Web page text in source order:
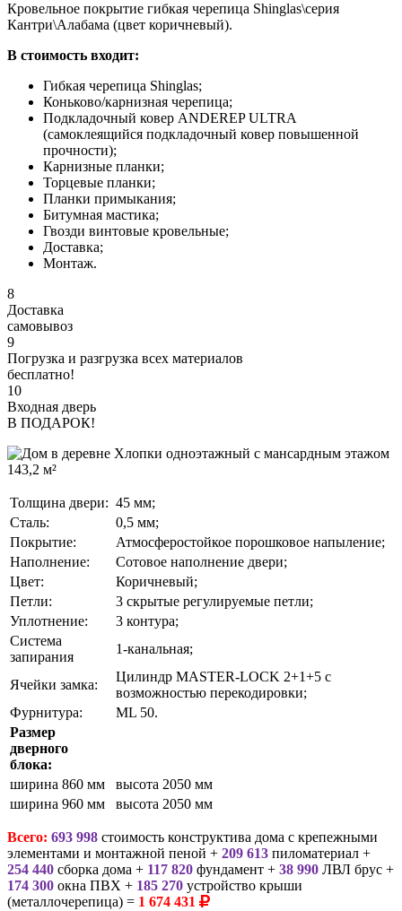
Кровельное покрытие гибкая черепица Shinglas\серия
Кантри\Алабама (цвет коричневый).
В стоимость входит:
Гибкая черепица Shinglas;
Коньково/карнизная черепица;
Подкладочный ковер ANDEREP ULTRA
(самоклеящийся подкладочный ковер повышенной
прочности);
Карнизные планки;
Торцевые планки;
Планки примыкания;
Битумная мастика;
Гвозди винтовые кровельные;
Доставка;
Монтаж.
8
Доставка
самовывоз
9
Погрузка и разгрузка всех материалов
бесплатно!
10
Входная дверь
В ПОДАРОК!
Толщина двери: 45 мм;
Сталь:
0,5 мм;
Покрытие:
Атмосферостойкое порошковое напыление;
Наполнение:
Сотовое наполнение двери;
Цвет:
Коричневый;
Петли:
3 скрытые регулируемые петли;
Уплотнение:
3 контура;
Система
запирания
1-канальная;
Ячейки замка:
Цилиндр MASTER-LOCK 2+1+5 с
возможностью перекодировки;
Фурнитура:
ML 50.
Размер
дверного
блока:
ширина 860 мм
высота 2050 мм
ширина 960 мм
высота 2050 мм
Всего: 693 998 стоимость конструктива дома с крепежными
элементами и монтажной пеной + 209 613 пиломатериал +
254 440 сборка дома + 117 820 фундамент + 38 990 ЛВЛ брус +
174 300 окна ПВХ + 185 270 устройство крыши
(металлочерепица) = 1 674 431